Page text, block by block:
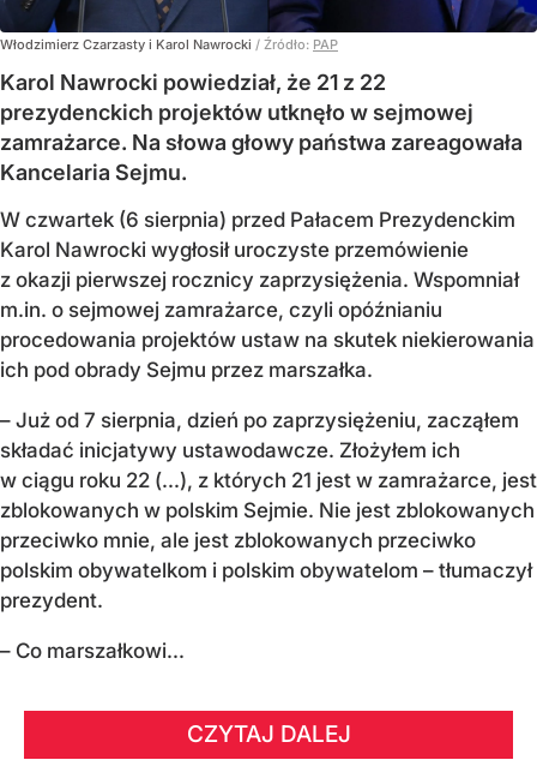
Włodzimierz Czarzasty i Karol Nawrocki / Źródło: PAP
Karol Nawrocki powiedział, że 21 z 22
prezydenckich projektów utknęło w sejmowej
zamrażarce. Na słowa głowy państwa zareagowała
Kancelaria Sejmu.
W czwartek (6 sierpnia) przed Pałacem Prezydenckim
Karol Nawrocki wygłosił uroczyste przemówienie
z okazji pierwszej rocznicy zaprzysiężenia. Wspomniał
m.in. o sejmowej zamrażarce, czyli opóźnianiu
procedowania projektów ustaw na skutek niekierowania
ich pod obrady Sejmu przez marszałka.
– Już od 7 sierpnia, dzień po zaprzysiężeniu, zacząłem
składać inicjatywy ustawodawcze. Złożyłem ich
w ciągu roku 22 (...), z których 21 jest w zamrażarce, jest
zblokowanych w polskim Sejmie. Nie jest zblokowanych
przeciwko mnie, ale jest zblokowanych przeciwko
polskim obywatelkom i polskim obywatelom – tłumaczył
prezydent.
– Co marszałkowi...
CZYTAJ DALEJ